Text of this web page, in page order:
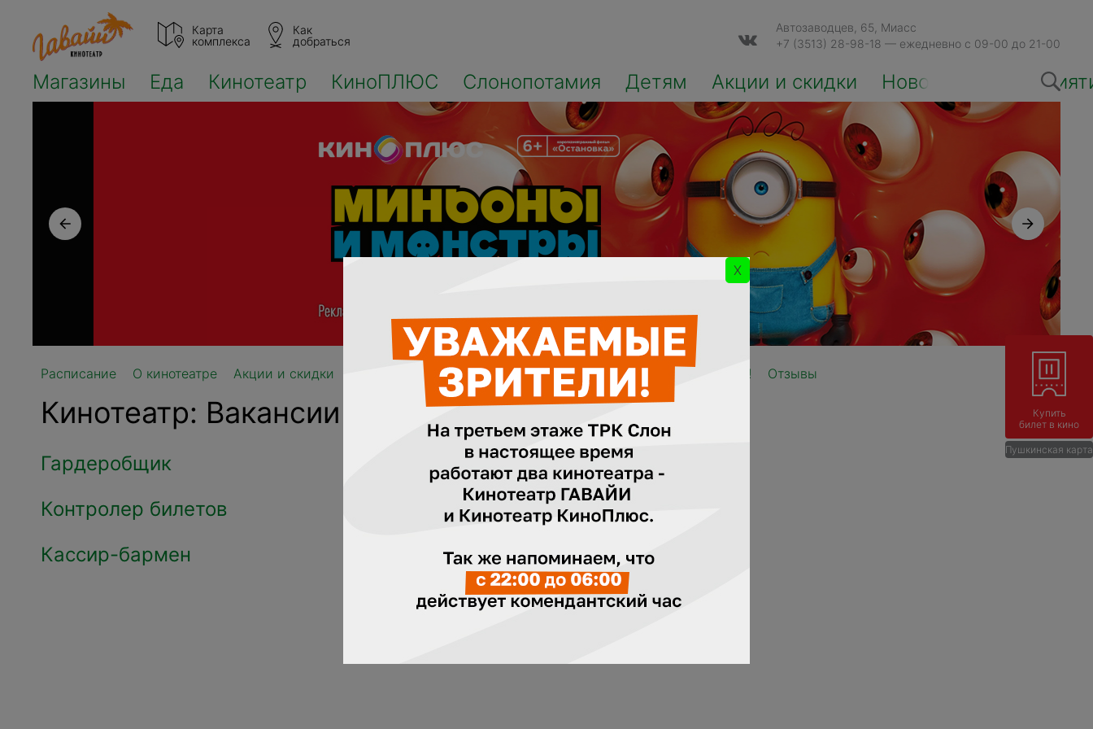
Карта
комплекса
Как
добраться
Автозаводцев, 65, Миасс
+7 (3513) 28-98-18 — ежедневно с 09-00 до 21-00
Магазины Еда Кинотеатр КиноПЛЮС Слонопотамия Детям Акции и скидки Новости и
1
2
Расписание
О кинотеатре Акции и скидки Пушкинская карта Работа в кинотеатре Купи билет онлайн! Отзывы
Кинотеатр: Вакансии
Гардеробщик
Контролер билетов
Кассир-бармен
Купить
билет в кино
Пушкинская карта
X